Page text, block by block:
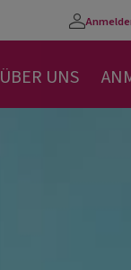
Konto
ÜBER UNS